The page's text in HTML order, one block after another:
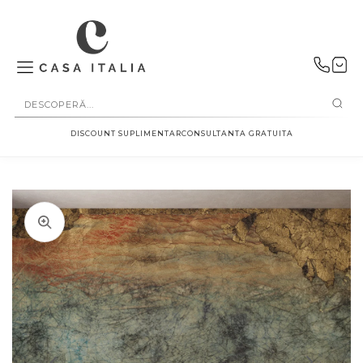
DISCOUNT SUPLIMENTARCONSULTANTA GRATUITA